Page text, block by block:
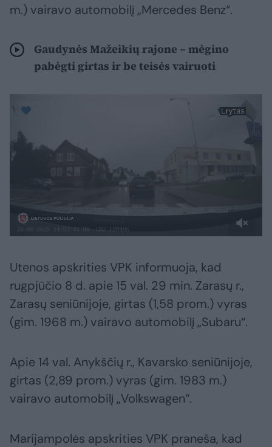
m.) vairavo automobilį „Mercedes Benz“.
Gaudynės Mažeikių rajone – mėgino
pabėgti girtas ir be teisės vairuoti
Utenos apskrities VPK informuoja, kad
rugpjūčio 8 d. apie 15 val. 29 min. Zarasų r.,
Zarasų seniūnijoje, girtas (1,58 prom.) vyras
(gim. 1968 m.) vairavo automobilį „Subaru“.
Apie 14 val. Anykščių r., Kavarsko seniūnijoje,
girtas (2,89 prom.) vyras (gim. 1983 m.)
vairavo automobilį „Volkswagen“.
Marijampolės apskrities VPK praneša, kad